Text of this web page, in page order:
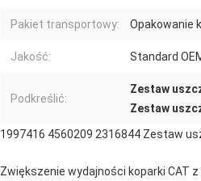
Pakiet transportowy: Opakowanie
Jakość: Standard
Podkreślić:
Zestaw
Zestaw
1997416 4560209 2316844 Zestaw
Zwiększenie wydajności koparki CAT